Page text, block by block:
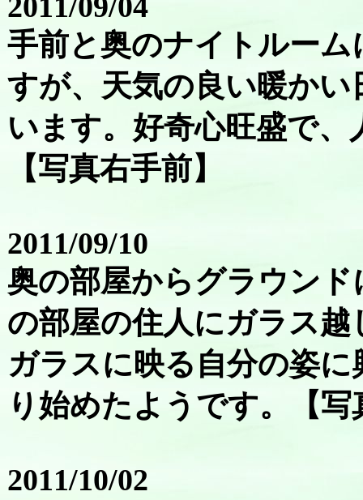
手前と奥のナイトルー
すが、天気の良い暖か
います。好奇心旺盛で
【写真右手前】
2011/09/10
奥の部屋からグラウン
の部屋の住人にガラス
ガラスに映る自分の姿
り始めたようです。【写
2011/10/02